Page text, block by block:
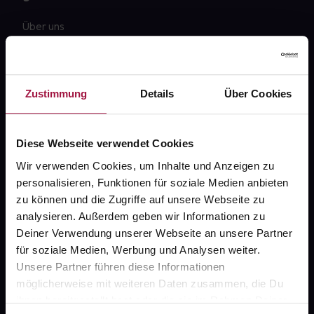
Zustimmung Details Über Cookies
Diese Webseite verwendet Cookies
Wir verwenden Cookies, um Inhalte und Anzeigen zu
personalisieren, Funktionen für soziale Medien anbieten
zu können und die Zugriffe auf unsere Webseite zu
analysieren. Außerdem geben wir Informationen zu
Deiner Verwendung unserer Webseite an unsere Partner
für soziale Medien, Werbung und Analysen weiter.
Unsere Partner führen diese Informationen
möglicherweise mit weiteren Daten zusammen, die Du
ihnen bereitgestellt hast oder die sie im Rahmen Deiner
Über uns
Newsletter
Sanitätshäuser
AGB
Impressum